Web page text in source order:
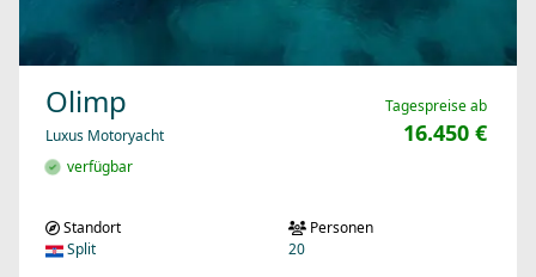
Olimp
Luxus Motoryacht
verfügbar
Tagespreise ab
16.450 €
Standort
Split
Personen
20